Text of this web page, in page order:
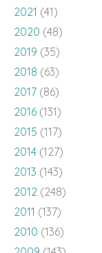
2021 (41)
2020 (48)
2019 (35)
2018 (63)
2017 (86)
2016 (131)
2015 (117)
2014 (127)
2013 (143)
2012 (248)
2011 (137)
2010 (136)